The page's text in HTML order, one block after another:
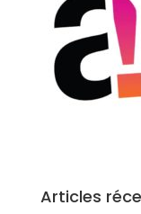
Articles